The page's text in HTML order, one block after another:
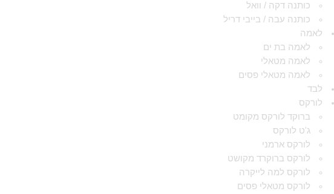
כותנה דקה / וואל
כותנה עבה / בייבי דריל
לאמה
לאמה בת ים
לאמה מטאלי
לאמה מטאלי פסים
לבד
לורקס
ברוקד לורקס מקומט
ג'ט לורקס
לורקס ארמני
לורקס ברוקרד מקושט
לורקס למה לייקרה
לורקס מטאלי פסים